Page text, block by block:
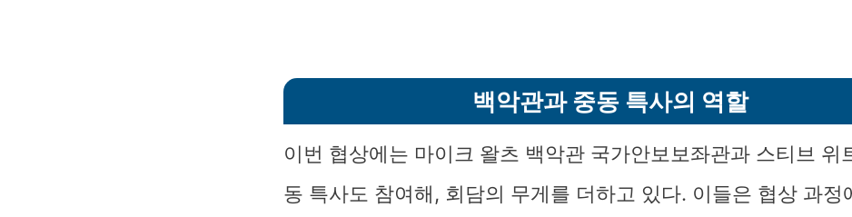
백악관과 중동 특사의 역할
이번 협상에는 마이크 왈츠 백악관 국가안보보좌관과 스티브 위
동 특사도 참여해, 회담의 무게를 더하고 있다. 이들은 협상 과정